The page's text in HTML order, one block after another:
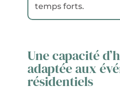
temps forts.
Une capacité
adaptée aux
résidentiels